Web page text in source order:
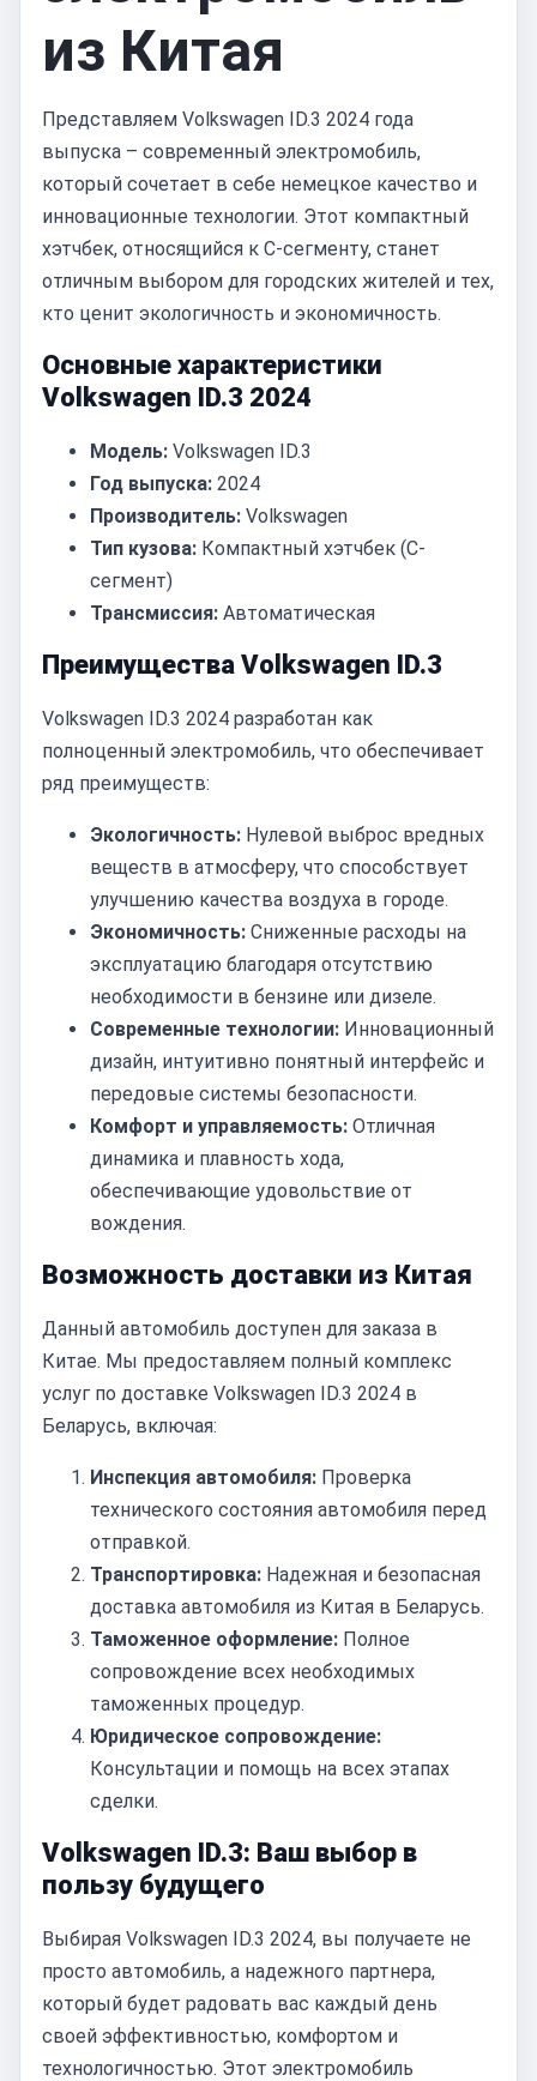
из Китая
Представляем Volkswagen ID.3 2024 года
выпуска – современный электромобиль,
который сочетает в себе немецкое качество и
инновационные технологии. Этот компактный
хэтчбек, относящийся к C-сегменту, станет
отличным выбором для городских жителей и тех,
кто ценит экологичность и экономичность.
Основные характеристики
Volkswagen ID.3 2024
Модель: Volkswagen ID.3
Год выпуска: 2024
Производитель: Volkswagen
Тип кузова: Компактный хэтчбек (C-
сегмент)
Трансмиссия: Автоматическая
Преимущества Volkswagen ID.3
Volkswagen ID.3 2024 разработан как
полноценный электромобиль, что обеспечивает
ряд преимуществ:
Экологичность: Нулевой выброс вредных
веществ в атмосферу, что способствует
улучшению качества воздуха в городе.
Экономичность: Сниженные расходы на
эксплуатацию благодаря отсутствию
необходимости в бензине или дизеле.
Современные технологии: Инновационный
дизайн, интуитивно понятный интерфейс и
передовые системы безопасности.
Комфорт и управляемость: Отличная
динамика и плавность хода,
обеспечивающие удовольствие от
вождения.
Возможность доставки из Китая
Данный автомобиль доступен для заказа в
Китае. Мы предоставляем полный комплекс
услуг по доставке Volkswagen ID.3 2024 в
Беларусь, включая:
Инспекция автомобиля: Проверка
технического состояния автомобиля перед
отправкой.
Транспортировка: Надежная и безопасная
доставка автомобиля из Китая в Беларусь.
Таможенное оформление: Полное
сопровождение всех необходимых
таможенных процедур.
Юридическое сопровождение:
Консультации и помощь на всех этапах
сделки.
Volkswagen ID.3: Ваш выбор в
пользу будущего
Выбирая Volkswagen ID.3 2024, вы получаете не
просто автомобиль, а надежного партнера,
который будет радовать вас каждый день
своей эффективностью, комфортом и
технологичностью. Этот электромобиль